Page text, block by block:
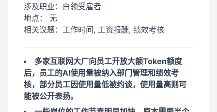
涉及职业： 白领受雇者
地点： 无
相关议题： 工作时间, 工资报酬, 绩效考核
多家互联网大厂向员工开放大额Token额度
后，员工的AI使用量被纳入部门管理和绩效考
核，部分员工因使用量低被约谈，使用量高则可
能被公开表扬。